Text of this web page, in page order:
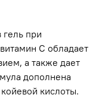
при
С обладает
а также дает
дополнена
кислоты.